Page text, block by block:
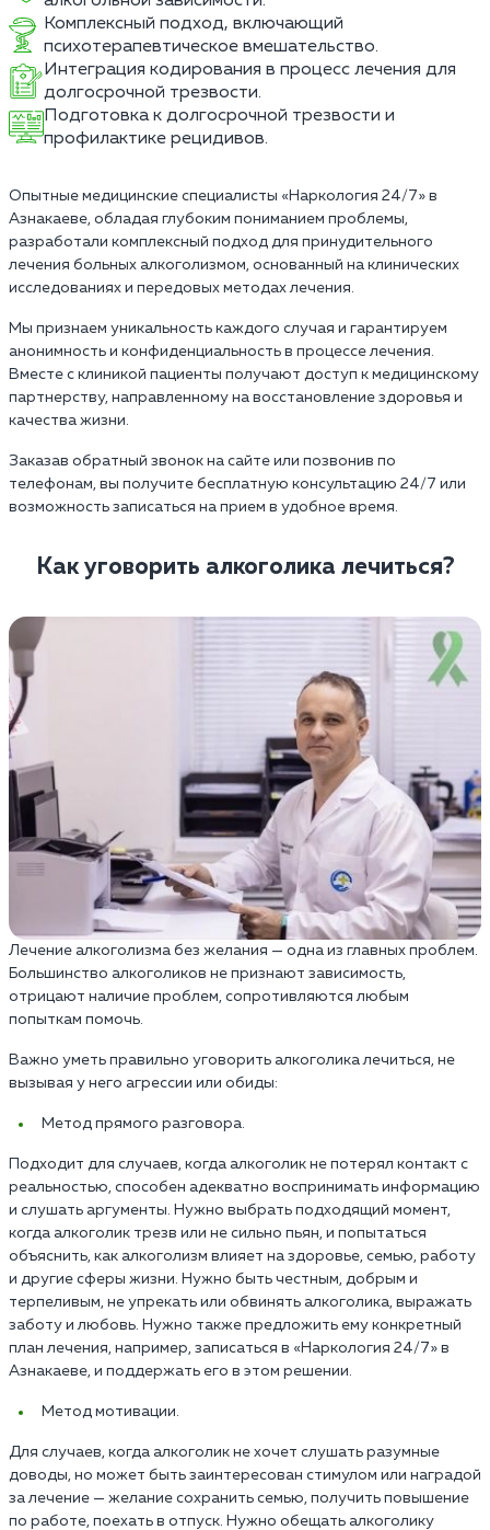
Комплексный подход, включающий
психотерапевтическое вмешательство.
Интеграция кодирования в процесс лечения для
долгосрочной трезвости.
Подготовка к долгосрочной трезвости и
профилактике рецидивов.
Опытные медицинские специалисты «Наркология 24/7» в
Азнакаеве, обладая глубоким пониманием проблемы,
разработали комплексный подход для принудительного
лечения больных алкоголизмом, основанный на клинических
исследованиях и передовых методах лечения.
Мы признаем уникальность каждого случая и гарантируем
анонимность и конфиденциальность в процессе лечения.
Вместе с клиникой пациенты получают доступ к медицинскому
партнерству, направленному на восстановление здоровья и
качества жизни.
Заказав обратный звонок на сайте или позвонив по
телефонам, вы получите бесплатную консультацию 24/7 или
возможность записаться на прием в удобное время.
Как уговорить алкоголика лечиться?
Лечение алкоголизма без желания — одна из главных проблем.
Большинство алкоголиков не признают зависимость,
отрицают наличие проблем, сопротивляются любым
попыткам помочь.
Важно уметь правильно уговорить алкоголика лечиться, не
вызывая у него агрессии или обиды:
Метод прямого разговора.
Подходит для случаев, когда алкоголик не потерял контакт с
реальностью, способен адекватно воспринимать информацию
и слушать аргументы. Нужно выбрать подходящий момент,
когда алкоголик трезв или не сильно пьян, и попытаться
объяснить, как алкоголизм влияет на здоровье, семью, работу
и другие сферы жизни. Нужно быть честным, добрым и
терпеливым, не упрекать или обвинять алкоголика, выражать
заботу и любовь. Нужно также предложить ему конкретный
план лечения, например, записаться в «Наркология 24/7» в
Азнакаеве, и поддержать его в этом решении.
Метод мотивации.
Для случаев, когда алкоголик не хочет слушать разумные
доводы, но может быть заинтересован стимулом или наградой
за лечение — желание сохранить семью, получить повышение
по работе, поехать в отпуск. Нужно обещать алкоголику